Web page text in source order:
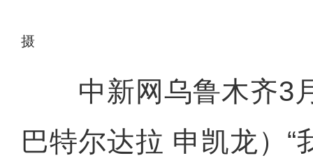
摄
中新网乌鲁木齐3
巴特尔达拉 申凯龙）“